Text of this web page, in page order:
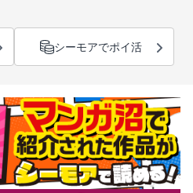
シーモアでポイ活